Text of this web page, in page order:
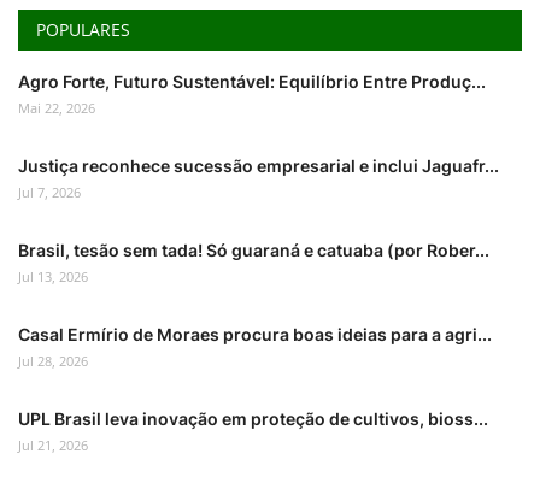
POPULARES
Agro Forte, Futuro Sustentável: Equilíbrio Entre Produç...
Mai 22, 2026
Justiça reconhece sucessão empresarial e inclui Jaguafr...
Jul 7, 2026
Brasil, tesão sem tada! Só guaraná e catuaba (por Rober...
Jul 13, 2026
Casal Ermírio de Moraes procura boas ideias para a agri...
Jul 28, 2026
UPL Brasil leva inovação em proteção de cultivos, bioss...
Jul 21, 2026